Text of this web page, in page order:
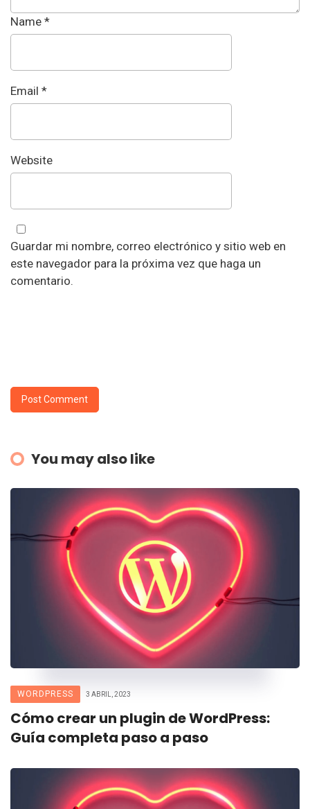
Name *
Email *
Website
Guardar mi nombre, correo electrónico y sitio web en
este navegador para la próxima vez que haga un
comentario.
You may also like
WORDPRESS 3 ABRIL, 2023
Cómo crear un plugin de WordPress:
Guía completa paso a paso